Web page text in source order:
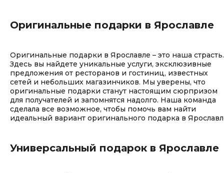
Оригинальные подарки в Ярославле
Оригинальные подарки в Ярославле – это наша страсть.
Здесь вы найдете уникальные услуги, эксклюзивные
предложения от ресторанов и гостиниц, известных
сетей и небольших магазинчиков. Мы уверены, что
оригинальные подарки станут настоящим сюрпризом
для получателей и запомнятся надолго. Наша команда
сделала все возможное, чтобы помочь вам найти
идеальный вариант оригинального подарка в
Универсальный подарок в Ярославле